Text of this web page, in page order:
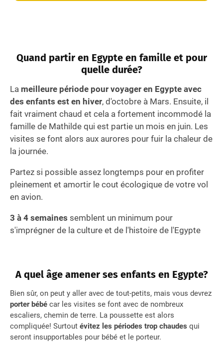
Quand partir en Egypte en famille et pour
quelle durée?
La meilleure période pour voyager en Egypte avec
des enfants est en hiver, d'octobre à Mars. Ensuite, il
fait vraiment chaud et cela a fortement incommodé la
famille de Mathilde qui est partie un mois en juin. Les
visites se font alors aux aurores pour fuir la chaleur de
la journée.
Partez si possible assez longtemps pour en profiter
pleinement et amortir le cout écologique de votre vol
en avion.
3 à 4 semaines semblent un minimum pour
s'imprégner de la culture et de l'histoire de l'Egypte
A quel âge amener ses enfants en Egypte?
Bien sûr, on peut y aller avec de tout-petits, mais vous devrez
porter bébé car les visites se font avec de nombreux
escaliers, chemin de terre. La poussette est alors
compliquée! Surtout évitez les périodes trop chaudes qui
seront insupportables pour bébé et le porteur.